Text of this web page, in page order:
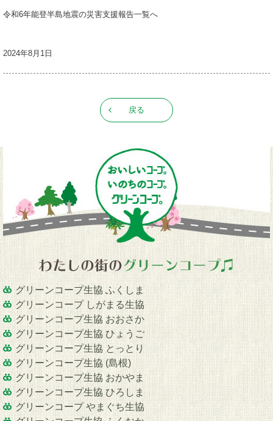
令和6年能登半島地震の災害支援報告一覧へ
2024年8月1日
戻る
グリーンコープ生協 ふくしま
グリーンコープ しがまる生協
グリーンコープ生協 おおさか
グリーンコープ生協 ひょうご
グリーンコープ生協 とっとり
グリーンコープ生協 (島根)
グリーンコープ生協 おかやま
グリーンコープ生協 ひろしま
グリーンコープ やまぐち生協